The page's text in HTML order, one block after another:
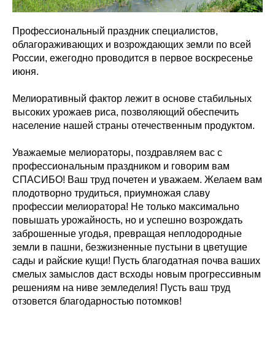
Профессиональный праздник специалистов,
облагораживающих и возрождающих земли по всей
России, ежегодно проводится в первое воскресенье
июня.
Мелиоративный фактор лежит в основе стабильных
высоких урожаев риса, позволяющий обеспечить
население нашей страны отечественным продуктом.
Уважаемые мелиораторы, поздравляем вас с
профессиональным праздником и говорим вам
СПАСИБО! Ваш труд почетен и уважаем. Желаем вам
плодотворно трудиться, приумножая славу
профессии мелиоратора! Не только максимально
повышать урожайность, но и успешно возрождать
заброшенные угодья, превращая неплодородные
земли в пашни, безжизненные пустыни в цветущие
сады и райские кущи! Пусть благодатная почва ваших
смелых замыслов даст всходы новым прогрессивным
решениям на ниве земледелия! Пусть ваш труд
отзовется благодарностью потомков!